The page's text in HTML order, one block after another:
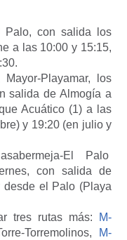
Palo, con salida los
a las 10:00 y 15:15,
Mayor-Playamar, los
salida de Almogía a
Acuático (1) a las
y 19:20 (en julio y
El Palo
con salida de
el Palo (Playa
tres rutas más:
M-
Torremolinos,
M-